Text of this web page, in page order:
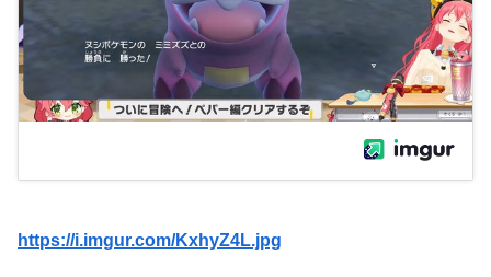
https://i.imgur.com/KxhyZ4L.jpg